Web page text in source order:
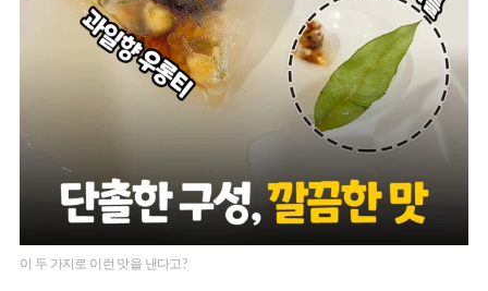
이 두 가지로 이런 맛을 낸다고?